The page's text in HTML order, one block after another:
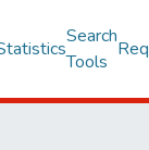
Search
Tools